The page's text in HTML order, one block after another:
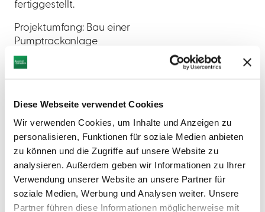
Diese Webseite verwendet Cookies
Wir verwenden Cookies, um Inhalte und Anzeigen zu
personalisieren, Funktionen für soziale Medien anbieten
zu können und die Zugriffe auf unsere Website zu
analysieren. Außerdem geben wir Informationen zu Ihrer
Verwendung unserer Website an unsere Partner für
soziale Medien, Werbung und Analysen weiter. Unsere
Partner führen diese Informationen möglicherweise mit
fertiggestellt.
Projektumfang: Bau einer
Pumptrackanlage
Projektträger: Stadt Monheim
Gesamtkosten brutto 200.000,00€
Förderung durch LEADER: 76.500,00 €
"Europäischer Landwirtschaftsfonds für
die Entwicklung des ländlichen Raumes:
Hier investiert Europa in die ländlichen
Gebiete" - mitfinanziert durch den